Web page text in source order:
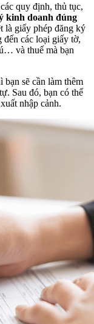
quy định, thủ tục,
kinh doanh đúng
là giấy phép đăng ký
đến các loại giấy tờ,
và thuế mà bạn
sẽ cần làm thêm
Sau đó, bạn có thể
nhập cảnh.